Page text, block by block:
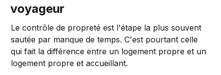
voyageur
Le contrôle de propreté est l'étape la plus souvent
sautée par manque de temps. C'est pourtant celle
qui fait la différence entre un logement propre et un
logement propre et accueillant.